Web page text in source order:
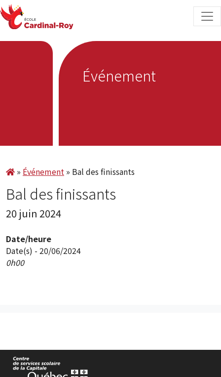
Skip to content
Événement
» Événement » Bal des finissants
Bal des finissants
20 juin 2024
Date/heure
Date(s) - 20/06/2024
0h00